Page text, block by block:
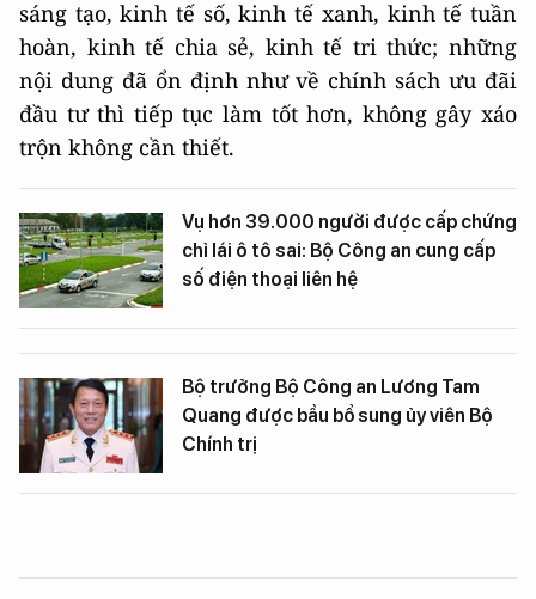
sáng tạo, kinh tế số, kinh tế xanh, kinh tế tuần
hoàn, kinh tế chia sẻ, kinh tế tri thức; những
nội dung đã ổn định như về chính sách ưu đãi
đầu tư thì tiếp tục làm tốt hơn, không gây xáo
trộn không cần thiết.
Vụ hơn 39.000 người được cấp chứng
chỉ lái ô tô sai: Bộ Công an cung cấp
số điện thoại liên hệ
Bộ trưởng Bộ Công an Lương Tam
Quang được bầu bổ sung ủy viên Bộ
Chính trị